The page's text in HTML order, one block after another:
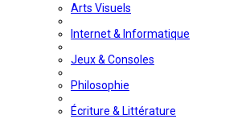
Arts Visuels
Internet & Informatique
Jeux & Consoles
Philosophie
Écriture & Littérature